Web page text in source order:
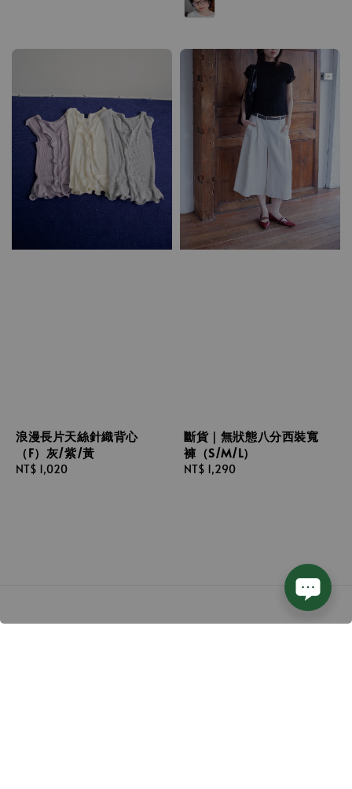
浪漫長片天絲針織背心
（F）灰/紫/黃
Regular
NT$ 1,020
斷貨｜無狀態八分西裝寬
褲（S/M/L）
Regular
NT$ 1,290